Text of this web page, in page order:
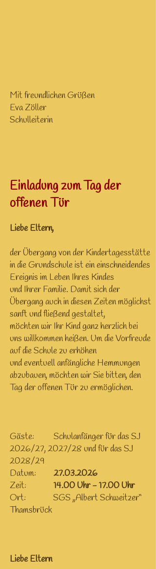
Mit freundlichen Grüßen
Eva Zöller
Schulleiterin
Einladung zum Tag der
offenen Tür
Liebe Eltern,
der Übergang von der Kindertagesstätte
in die Grundschule ist ein einschneidendes
Ereignis im Leben Ihres Kindes
und Ihrer Familie. Damit sich der
Übergang auch in diesen Zeiten möglichst
sanft und fließend gestaltet,
möchten wir Ihr Kind ganz herzlich bei
uns willkommen heißen. Um die Vorfreude
auf die Schule zu erhöhen
und eventuell anfängliche Hemmungen
abzubauen, möchten wir Sie bitten, den
Tag der offenen Tür zu ermöglichen.
Gäste: Schulanfänger für das SJ
2026/27, 2027/28 und für das SJ
2028/29
Datum: 27.03.2026
Zeit: 14.00 Uhr - 17.00 Uhr
Ort: SGS „Albert Schweitzer“
Thamsbrück
Liebe Eltern